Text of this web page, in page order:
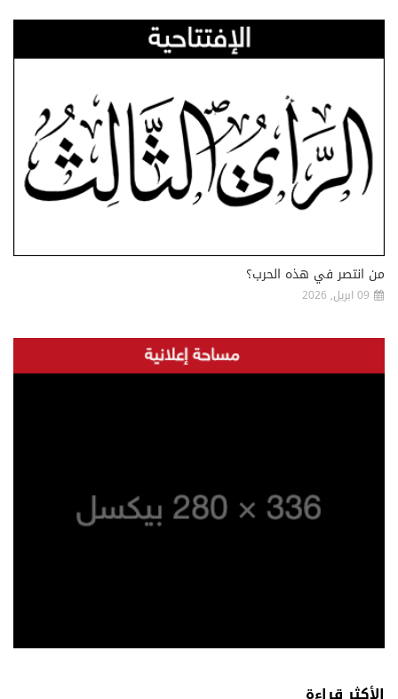
من انتصر في هذه الحرب؟
09 ابريل, 2026